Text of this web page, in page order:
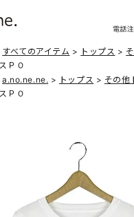
すべてのアイテム トップス
ＰＯ
a.no.ne.ne. トップス
その他
ＰＯ